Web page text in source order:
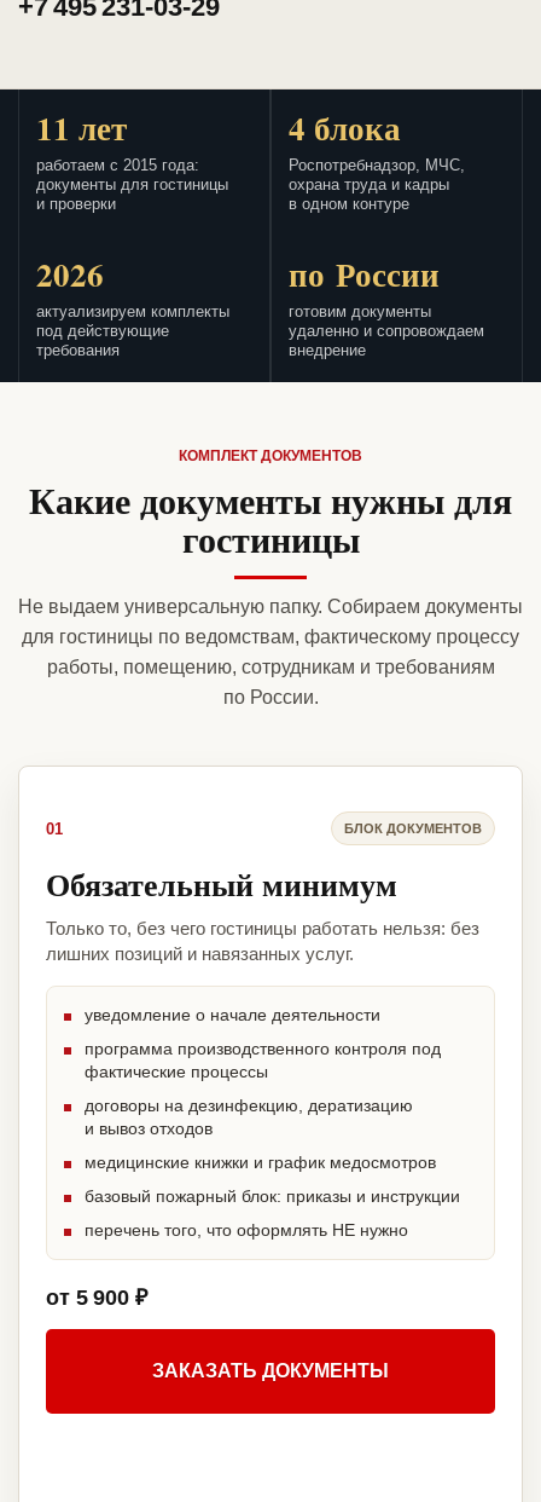
+7 495 231-03-29
11 лет
работаем с 2015 года:
документы для гостиницы
и проверки
4 блока
Роспотребнадзор, МЧС,
охрана труда и кадры
в одном контуре
2026
актуализируем комплекты
под действующие
требования
по России
готовим документы
удаленно и сопровождаем
внедрение
КОМПЛЕКТ ДОКУМЕНТОВ
Какие документы нужны для
гостиницы
Не выдаем универсальную папку. Собираем документы
для гостиницы по ведомствам, фактическому процессу
работы, помещению, сотрудникам и требованиям
по России.
01 БЛОК ДОКУМЕНТОВ
Обязательный минимум
Только то, без чего гостиницы работать нельзя: без
лишних позиций и навязанных услуг.
уведомление о начале деятельности
программа производственного контроля под
фактические процессы
договоры на дезинфекцию, дератизацию
и вывоз отходов
медицинские книжки и график медосмотров
базовый пожарный блок: приказы и инструкции
перечень того, что оформлять НЕ нужно
от 5 900 ₽
ЗАКАЗАТЬ ДОКУМЕНТЫ